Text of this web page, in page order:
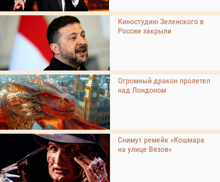
Киностудию Зеленского в
России закрыли
Огромный дракон пролетел
над Лондоном
Снимут ремейк «Кошмара
на улице Вязов»